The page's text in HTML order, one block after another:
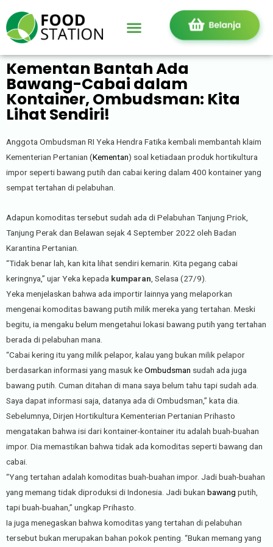
Kementan Bantah Ada
Bawang-Cabai dalam
Kontainer, Ombudsman: Kita
Lihat Sendiri!
Anggota Ombudsman RI Yeka Hendra Fatika kembali membantah klaim
Kementerian Pertanian (Kementan) soal ketiadaan produk hortikultura
impor seperti bawang putih dan cabai kering dalam 400 kontainer yang
sempat tertahan di pelabuhan.
Adapun komoditas tersebut sudah ada di Pelabuhan Tanjung Priok,
Tanjung Perak dan Belawan sejak 4 September 2022 oleh Badan
Karantina Pertanian.
“Tidak benar lah, kan kita lihat sendiri kemarin. Kita pegang cabai
keringnya,” ujar Yeka kepada kumparan , Selasa (27/9).
Yeka menjelaskan bahwa ada importir lainnya yang melaporkan
mengenai komoditas bawang putih milik mereka yang tertahan. Meski
begitu, ia mengaku belum mengetahui lokasi bawang putih yang tertahan
berada di pelabuhan mana.
“Cabai kering itu yang milik pelapor, kalau yang bukan milik pelapor
berdasarkan informasi yang masuk keOmbudsman sudah ada juga
bawang putih. Cuman ditahan di mana saya belum tahu tapi sudah ada.
Saya dapat informasi saja, datanya ada di Ombudsman,” kata dia.
Sebelumnya, Dirjen Hortikultura Kementerian Pertanian Prihasto
mengatakan bahwa isi dari kontainer-kontainer itu adalah buah-buahan
impor. Dia memastikan bahwa tidak ada komoditas seperti bawang dan
cabai.
“Yang tertahan adalah komoditas buah-buahan impor. Jadi buah-buahan
yang memang tidak diproduksi di Indonesia. Jadi bukan bawang putih,
tapi buah-buahan,” ungkap Prihasto.
Ia juga menegaskan bahwa komoditas yang tertahan di pelabuhan
tersebut bukan merupakan bahan pokok penting. “Bukan memang yang